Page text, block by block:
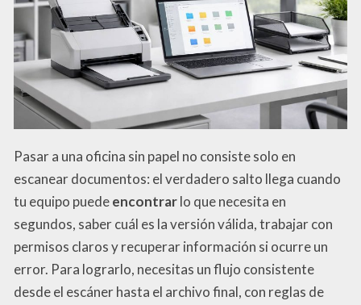
Pasar a una oficina sin papel no consiste solo en
escanear documentos: el verdadero salto llega cuando
tu equipo puedeencontrarlo que necesita en
segundos, saber cuál es la versión válida, trabajar con
permisos claros y recuperar información si ocurre un
error. Para lograrlo, necesitas un flujo consistente
desde el escáner hasta el archivo final, con reglas de